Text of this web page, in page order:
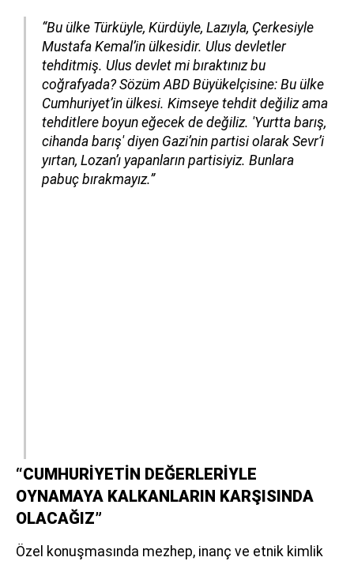
“Bu ülke Türküyle, Kürdüyle, Lazıyla, Çerkesiyle
Mustafa Kemal’in ülkesidir. Ulus devletler
tehditmiş. Ulus devlet mi bıraktınız bu
coğrafyada? Sözüm ABD Büyükelçisine: Bu ülke
Cumhuriyet’in ülkesi. Kimseye tehdit değiliz ama
tehditlere boyun eğecek de değiliz. 'Yurtta barış,
cihanda barış' diyen Gazi’nin partisi olarak Sevr’i
yırtan, Lozan’ı yapanların partisiyiz. Bunlara
pabuç bırakmayız.”
“CUMHURİYETİN DEĞERLERİYLE
OYNAMAYA KALKANLARIN KARŞISINDA
OLACAĞIZ”
Özel konuşmasında mezhep, inanç ve etnik kimlik